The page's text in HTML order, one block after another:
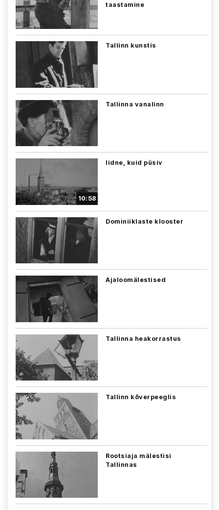
taastamine
Tallinn kunstis
Tallinna vanalinn
10:58
Iidne, kuid püsiv
Dominiiklaste klooster
Ajaloomälestised
Tallinna heakorrastus
Tallinn kõverpeeglis
Rootsiaja mälestisi
Tallinnas